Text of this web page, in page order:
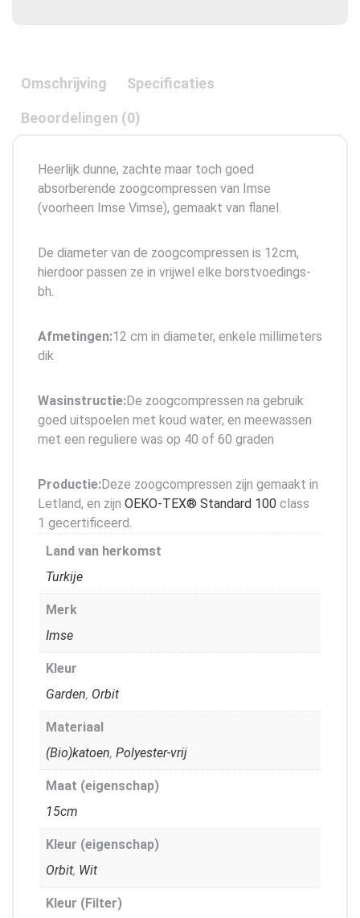
Omschrijving Specificaties
Beoordelingen (0)
Heerlijk dunne, zachte maar toch goed
absorberende zoogcompressen van Imse
(voorheen Imse Vimse), gemaakt van flanel.
De diameter van de zoogcompressen is 12cm,
hierdoor passen ze in vrijwel elke borstvoedings-
bh.
Afmetingen:12 cm in diameter, enkele millimeters
dik
Wasinstructie:De zoogcompressen na gebruik
goed uitspoelen met koud water, en meewassen
met een reguliere was op 40 of 60 graden
Productie:Deze zoogcompressen zijn gemaakt in
Letland, en zijn OEKO-TEX® Standard 100 class
1 gecertificeerd.
Land van herkomst
Turkije
Merk
Imse
Kleur
Garden, Orbit
Materiaal
(Bio)katoen, Polyester-vrij
Maat (eigenschap)
15cm
Kleur (eigenschap)
Orbit, Wit
Kleur (Filter)